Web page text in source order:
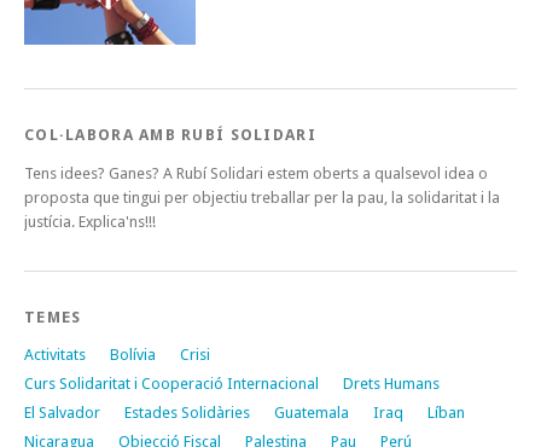
COL·LABORA AMB RUBÍ SOLIDARI
Tens idees? Ganes? A Rubí Solidari estem oberts a qualsevol idea o
proposta que tingui per objectiu treballar per la pau, la solidaritat i la
justícia. Explica'ns!!!
TEMES
Activitats Bolívia
Crisi
Curs Solidaritat i Cooperació Internacional
Drets Humans
El Salvador
Estades Solidàries Guatemala Iraq
Líban
Nicaragua
Objecció Fiscal Palestina Pau
Perú